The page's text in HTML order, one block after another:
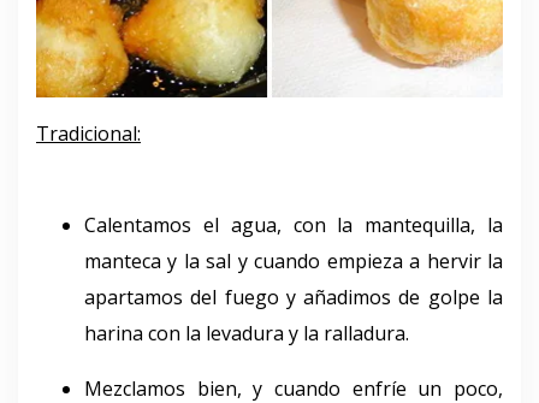
Tradicional:
Calentamos el agua, con la mantequilla, la
manteca y la sal y cuando empieza a hervir la
apartamos del fuego y añadimos de golpe la
harina con la levadura y la ralladura.
Mezclamos bien, y cuando enfríe un poco,